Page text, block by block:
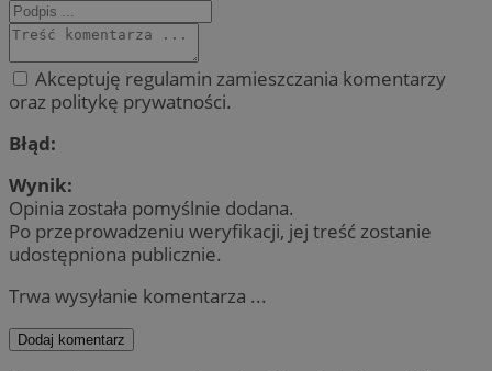
Akceptuję regulamin zamieszczania komentarzy
oraz politykę prywatności.
Błąd:
Wynik:
Opinia została pomyślnie dodana.
Po przeprowadzeniu weryfikacji, jej treść zostanie
udostępniona publicznie.
Trwa wysyłanie komentarza ...
Dodaj komentarz